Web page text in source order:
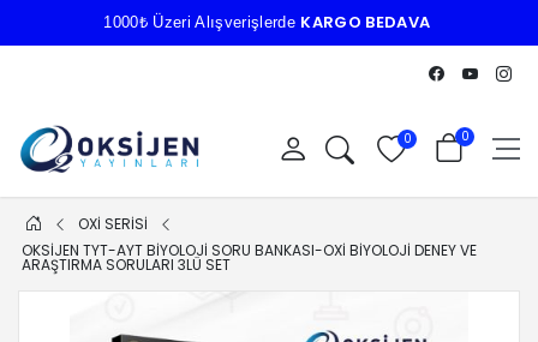
1000₺ Üzeri Alışverişlerde KARGO BEDAVA
0 0
OXİ SERISI
OKSİJEN TYT-AYT BİYOLOJİ SORU BANKASI-OXİ BİYOLOJİ DENEY VE
ARAŞTIRMA SORULARI 3LÜ SET